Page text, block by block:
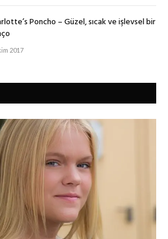
Poncho – Güzel, sıcak ve işlevsel bir
2017